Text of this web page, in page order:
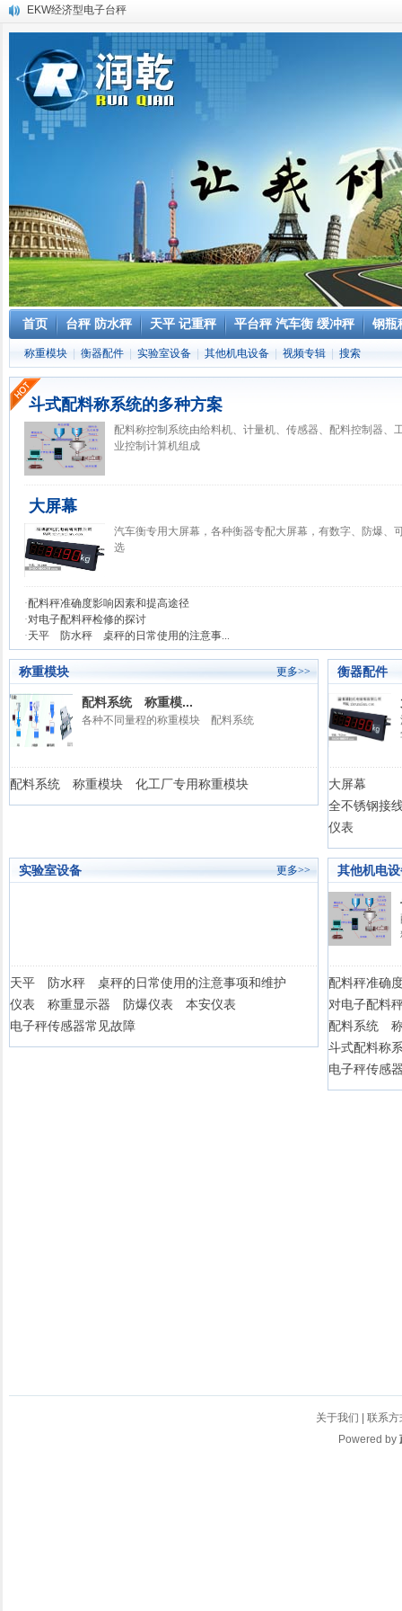
EKW经济型电子台秤
电子台秤（计重、计数、防爆、防腐、全不锈钢、打印台秤）
OCS系列高精度直视吊钩秤
灌装秤
防水秤 食品厂专用防水秤 全不锈钢防水秤
电子天平故障维修及正确使用
吊秤基本知识
AHW plus 超高精度計重秤
首页 台秤 防水秤 天平 记重秤 平台秤 汽车衡 缓冲秤 钢瓶
称重模块 衡器配件 实验室设备 其他机电设备 视频专辑 搜索
斗式配料称系统的多种方案
配料称控制系统由给料机、计量机、传感器、配料控制器、
业控制计算机组成
大屏幕
汽车衡专用大屏幕，各种衡器专配大屏幕，有数字、防爆、
选
·配料秤准确度影响因素和提高途径
·对电子配料秤检修的探讨
·天平 防水秤 桌秤的日常使用的注意事...
称重模块 更多>>
配料系统 称重模...
各种不同量程的称重模块 配料系统
配料系统 称重模块 化工厂专用称重模块
衡器配件
大屏幕
全不锈钢接
仪表
实验室设备 更多>>
天平 防水秤 桌秤的日常使用的注意事项和维护
仪表 称重显示器 防爆仪表 本安仪表
电子秤传感器常见故障
其他机电
配料秤准确
对电子配料
配料系统
斗式配料称
电子秤传感
关于我们
联系方
Powered by